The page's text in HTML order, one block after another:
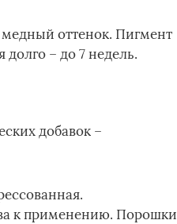
оттенок. Пигмент
долго – до 7 недель.
добавок –
к применению. Порошки